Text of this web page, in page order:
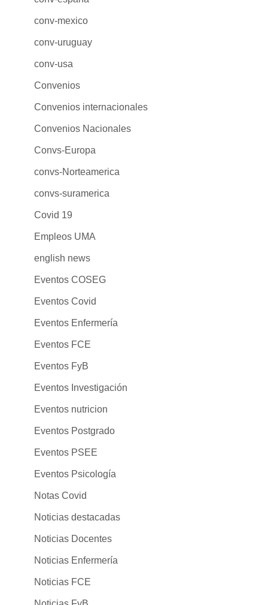
conv-mexico
conv-uruguay
conv-usa
Convenios
Convenios internacionales
Convenios Nacionales
Convs-Europa
convs-Norteamerica
convs-suramerica
Covid 19
Empleos UMA
english news
Eventos COSEG
Eventos Covid
Eventos Enfermería
Eventos FCE
Eventos FyB
Eventos Investigación
Eventos nutricion
Eventos Postgrado
Eventos PSEE
Eventos Psicología
Notas Covid
Noticias destacadas
Noticias Docentes
Noticias Enfermería
Noticias FCE